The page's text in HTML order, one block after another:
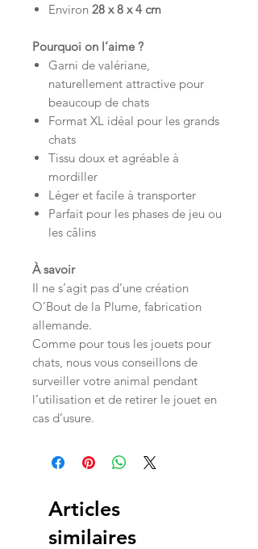
Environ 28 x 8 x 4 cm
Pourquoi on l’aime ?
Garni de valériane,
naturellement attractive pour
beaucoup de chats
Format XL idéal pour les grands
chats
Tissu doux et agréable à
mordiller
Léger et facile à transporter
Parfait pour les phases de jeu ou
les câlins
À savoir
Il ne s’agit pas d’une création
O’Bout de la Plume, fabrication
allemande.
Comme pour tous les jouets pour
chats, nous vous conseillons de
surveiller votre animal pendant
l’utilisation et de retirer le jouet en
cas d’usure.
Articles
similaires